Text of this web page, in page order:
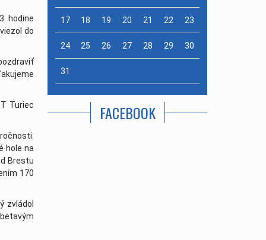
hodine
do
Turiec
hole na
Brestu
170
zvládol
17 18 19 20 21 22 23
24 25 26 27 28 29 30
31
FACEBOOK